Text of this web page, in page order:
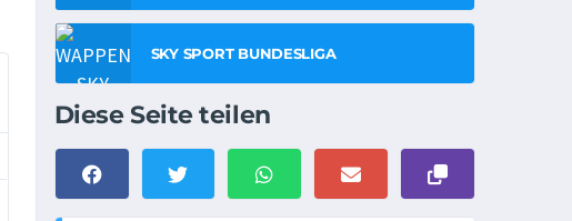
SKY SPORT BUNDESLIGA
Diese Seite teilen